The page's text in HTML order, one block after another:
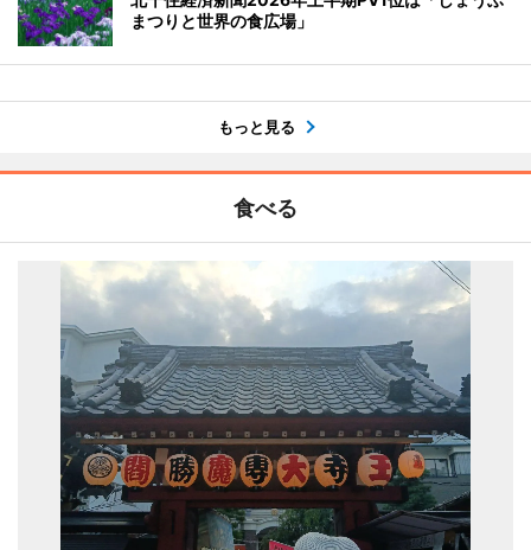
まつりと世界の食広場」
もっと見る
食べる